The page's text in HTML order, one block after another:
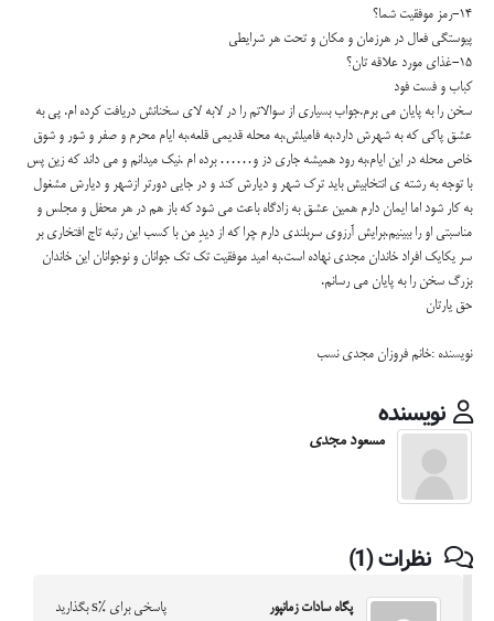
۱۴-رمز موفقیت شما؟
پیوستگی فعال در هرزمان و مکان و تحت هر شرایطی
۱۵-غذای مورد علاقه تان؟
کباب و فست فود
سخن را به پایان می برم.جواب بسیاری از سوالاتم را در لابه لای سخنانش دریافت کرده ام. پی به
عشق پاکی که به شهرش دارد،به فامیلش،به محله قدیمی قلعه،به ایام محرم و صفر و شور و شوق
خاص محله در این ایام،به رود همیشه جاری دز و…… برده ام .نیک میدانم و می داند که زین پس
با توجه به رشته ی انتخابیش باید ترک شهر و دیارش کند و در جایی دورتر ازشهر و دیارش مشغول
به کار شود اما ایمان دارم همین عشق به زادگاه باعث می شود که باز هم در هر محفل و مجلس و
مناسبتی او را ببینیم.برایش آرزوی سربلندی دارم چرا که از دیدِ من با کسب این رتبه تاج افتخاری بر
سر یکایک افراد خاندان مجدی نهاده است.به امید موفقیت تک تک جوانان و نوجوانان این خاندان
بزرگ سخن را به پایان می رسانم.
حق یارتان
نویسنده :خانم فروزان مجدی نسب
نویسنده
مسعود مجدی
نظرات (1)
پگاه سادات زمانپور پاسخی برای %s بگذارید